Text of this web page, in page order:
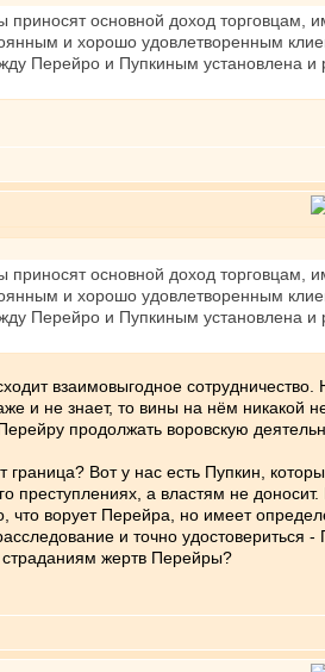
основной доход торговцам,
и хорошо удовлетворенным
Перейро и Пупкиным установлена и
основной доход торговцам,
и хорошо удовлетворенным
Перейро и Пупкиным установлена и
взаимовыгодное сотрудничество.
и не знает, то вины на нём никакой
продолжать воровскую
граница? Вот у нас есть Пупкин,
преступлениях, а властям не
что ворует Перейра, но имеет
и точно удостовериться -
жертв Перейры?